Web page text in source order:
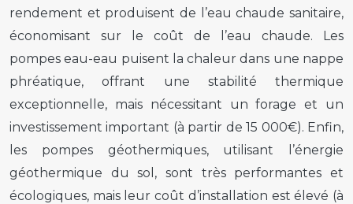
rendement et produisent de l’eau chaude sanitaire,
économisant sur le coût de l’eau chaude. Les
pompes eau-eau puisent la chaleur dans une nappe
phréatique, offrant une stabilité thermique
exceptionnelle, mais nécessitant un forage et un
investissement important (à partir de 15 000€). Enfin,
les pompes géothermiques, utilisant l’énergie
géothermique du sol, sont très performantes et
écologiques, mais leur coût d’installation est élevé (à